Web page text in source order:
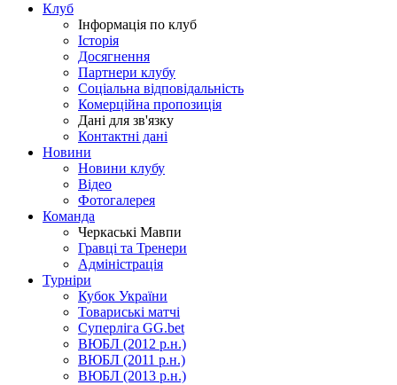
Клуб
Інформація по клуб
Історія
Досягнення
Партнери клубу
Соціальна відповідальність
Комерційна пропозиція
Дані для зв'язку
Контактні дані
Новини
Новини клубу
Відео
Фотогалерея
Команда
Черкаські Мавпи
Гравці та Тренери
Адміністрація
Турніри
Кубок України
Товариські матчі
Суперліга GG.bet
ВЮБЛ (2012 р.н.)
ВЮБЛ (2011 р.н.)
ВЮБЛ (2013 р.н.)